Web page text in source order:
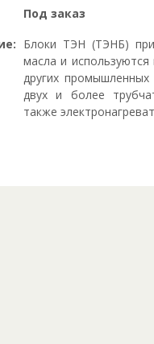
Под заказ
Блоки ТЭН (ТЭНБ)
масла и используются
других
двух и более
также